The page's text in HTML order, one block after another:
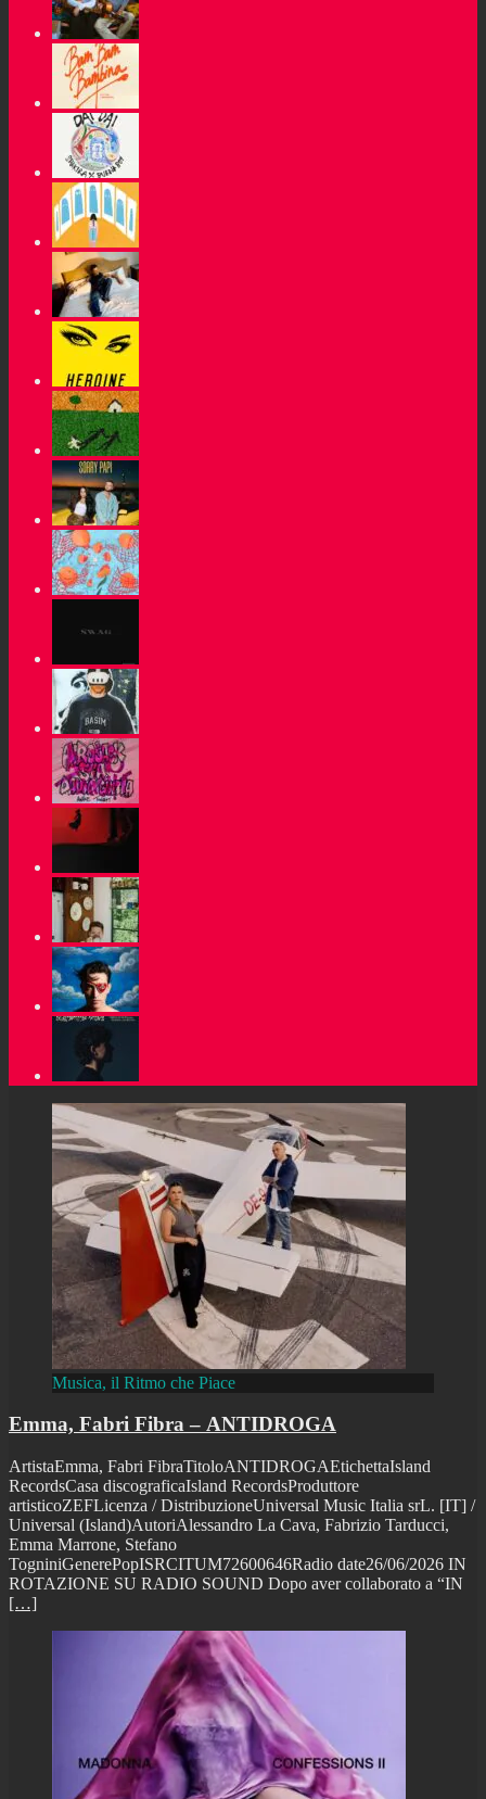
Musica, il Ritmo che Piace
Emma, Fabri Fibra – ANTIDROGA
ArtistaEmma, Fabri FibraTitoloANTIDROGAEtichettaIsland
RecordsCasa discograficaIsland RecordsProduttore
artisticoZEFLicenza / DistribuzioneUniversal Music Italia srL. [IT] /
Universal (Island)AutoriAlessandro La Cava, Fabrizio Tarducci,
Emma Marrone, Stefano
TogniniGenerePopISRCITUM72600646Radio date26/06/2026 IN
ROTAZIONE SU RADIO SOUND Dopo aver collaborato a “IN
[…]